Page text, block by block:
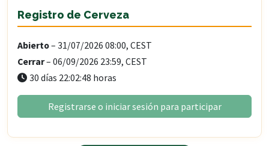
Registro de Cerveza
Abierto– 31/07/2026 08:00, CEST
Cerrar– 06/09/2026 23:59, CEST
30 días 22:02:46 horas
Registrarse o iniciar sesión para participar